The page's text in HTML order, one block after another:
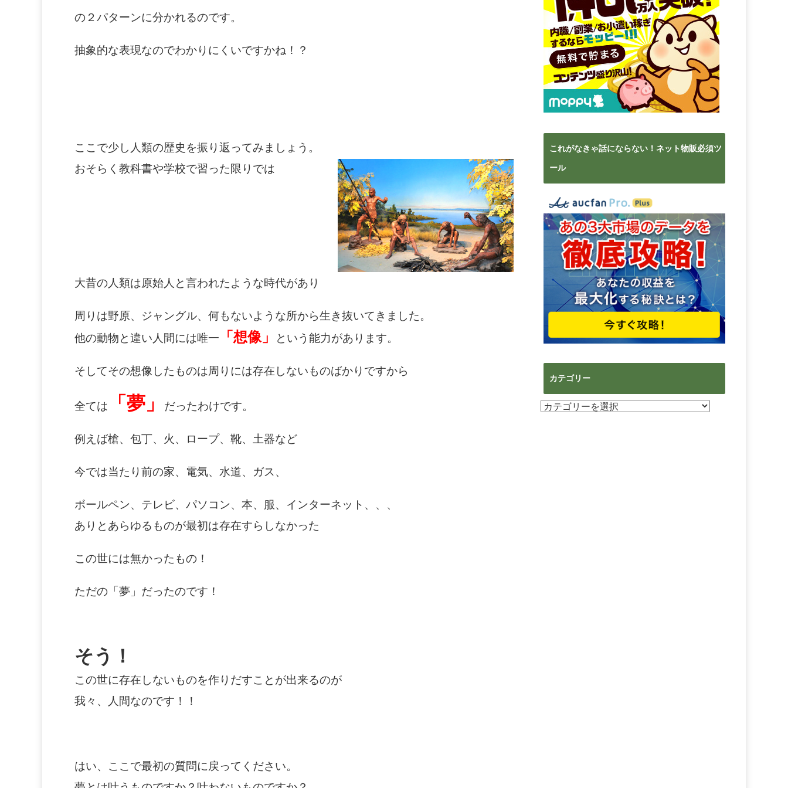
の２パターンに分かれるのです。
抽象的な表現なのでわかりにくいですかね！？
ここで少し人類の歴史を振り返ってみましょう。
おそらく教科書や学校で習った限りでは
大昔の人類は原始人と言われたような時代があり
周りは野原、ジャングル、何もないような所から生き抜いてきました。
他の動物と違い人間には唯一
「想像」 という能力があります。
そしてその想像したものは周りには存在しないものばかりですから
全ては 「夢」 だったわけです。
例えば槍、包丁、火、ロープ、靴、土器など
今では当たり前の家、電気、水道、ガス、
ボールペン、テレビ、パソコン、本、服、インターネット、、、
ありとあらゆるものが最初は存在すらしなかった
この世には無かったもの！
ただの「夢」だったのです！
そう！
この世に存在しないものを作りだすことが出来るのが
我々、人間なのです！！
はい、ここで最初の質問に戻ってください。
これがなきゃ話にならない！ネット物販必須ツ
ール
カテゴリー
カ